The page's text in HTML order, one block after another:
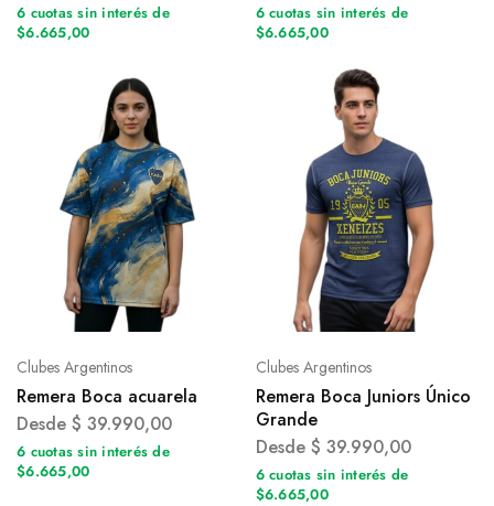
6 cuotas sin interés de
$6.665,00
6 cuotas sin interés de
$6.665,00
Clubes Argentinos
Remera Boca acuarela
Desde $ 39.990,00
6 cuotas sin interés de
$6.665,00
Clubes Argentinos
Remera Boca Juniors Único
Grande
Desde $ 39.990,00
6 cuotas sin interés de
$6.665,00